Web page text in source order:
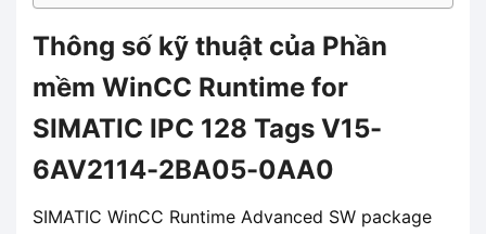
Thông số kỹ thuật của Phần
mềm WinCC Runtime for
SIMATIC IPC 128 Tags V15-
6AV2114-2BA05-0AA0
SIMATIC WinCC Runtime Advanced SW package